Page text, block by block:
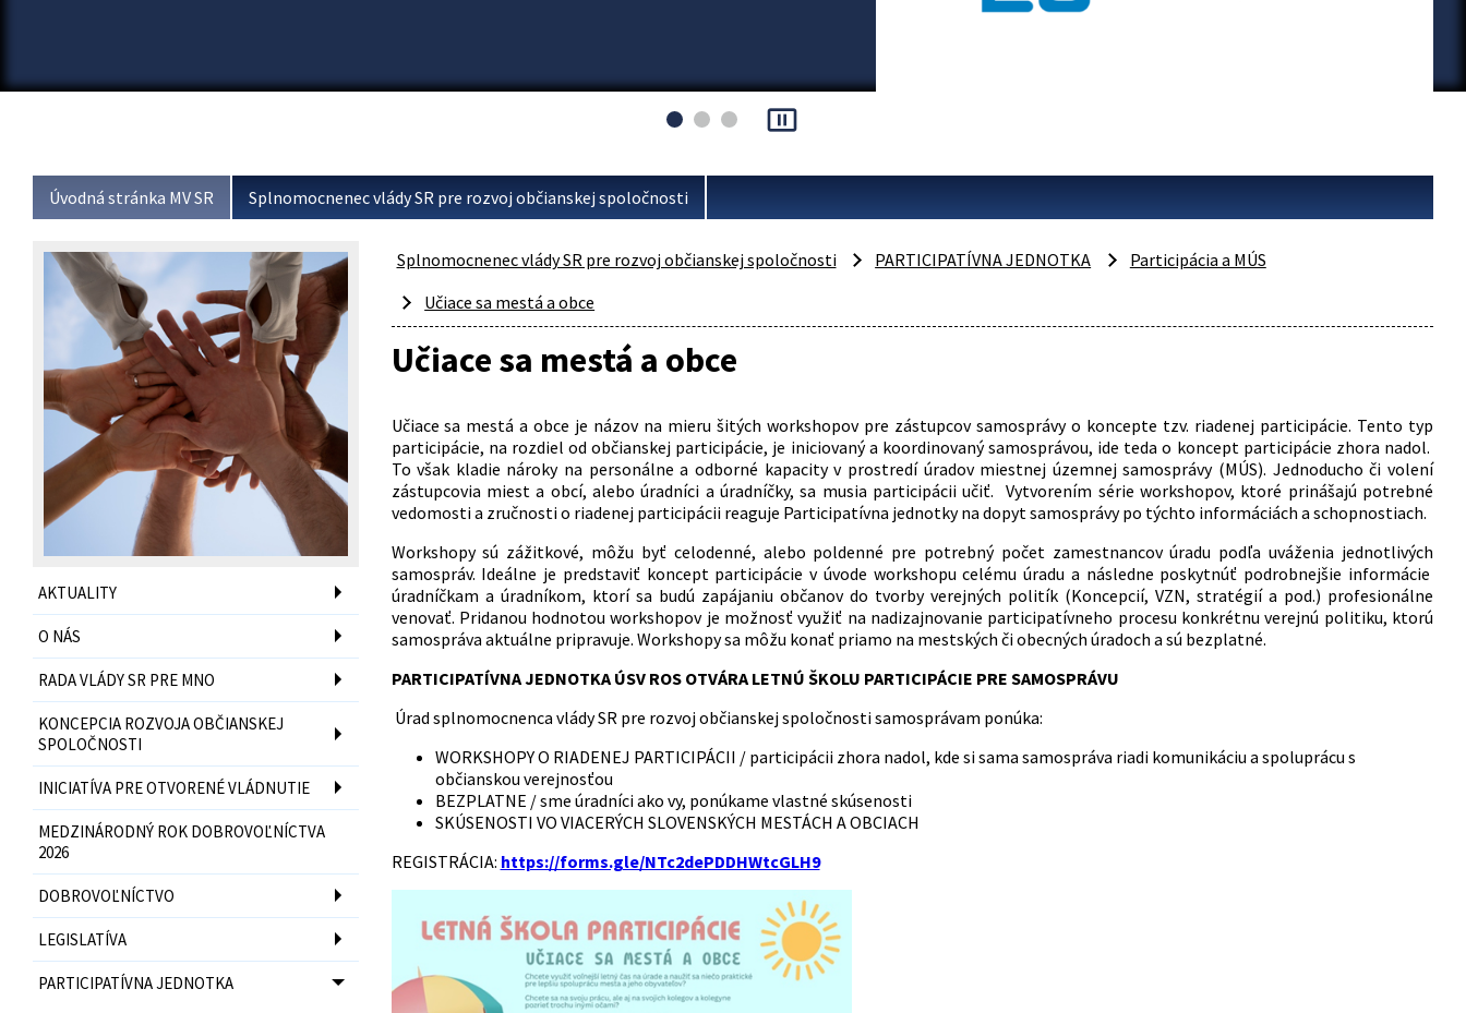
pause_presentation
Úvodná stránka MV SR Splnomocnenec vlády SR pre rozvoj občianskej spoločnosti
AKTUALITY
O NÁS
RADA VLÁDY SR PRE MNO
KONCEPCIA ROZVOJA OBČIANSKEJ
SPOLOČNOSTI
INICIATÍVA PRE OTVORENÉ VLÁDNUTIE
MEDZINÁRODNÝ ROK DOBROVOĽNÍCTVA
2026
DOBROVOĽNÍCTVO
LEGISLATÍVA
PARTICIPATÍVNA JEDNOTKA
Splnomocnenec vlády SR pre rozvoj občianskej spoločnosti PARTICIPATÍVNA JEDNOTKA
Participácia a MÚS
Učiace sa mestá a obce
Učiace sa mestá a obce
Učiace sa mestá a obce je názov na mieru šitých workshopov pre zástupcov samosprávy o koncepte tzv. riadenej participácie. Tento typ
participácie, na rozdiel od občianskej participácie, je iniciovaný a koordinovaný samosprávou, ide teda o koncept participácie zhora nadol.
To však kladie nároky na personálne a odborné kapacity v prostredí úradov miestnej územnej samosprávy (MÚS). Jednoducho či volení
zástupcovia miest a obcí, alebo úradníci a úradníčky, sa musia participácii učiť. Vytvorením série workshopov, ktoré prinášajú potrebné
vedomosti a zručnosti o riadenej participácii reaguje Participatívna jednotky na dopyt samosprávy po týchto informáciách a schopnostiach.
Workshopy sú zážitkové, môžu byť celodenné, alebo poldenné pre potrebný počet zamestnancov úradu podľa uváženia jednotlivých
samospráv. Ideálne je predstaviť koncept participácie v úvode workshopu celému úradu a následne poskytnúť podrobnejšie informácie
úradníčkam a úradníkom, ktorí sa budú zapájaniu občanov do tvorby verejných politík (Koncepcií, VZN, stratégií a pod.) profesionálne
venovať. Pridanou hodnotou workshopov je možnosť využiť na nadizajnovanie participatívneho procesu konkrétnu verejnú politiku, ktorú
samospráva aktuálne pripravuje. Workshopy sa môžu konať priamo na mestských či obecných úradoch a sú bezplatné.
PARTICIPATÍVNA JEDNOTKA ÚSV ROS OTVÁRA LETNÚ ŠKOLU PARTICIPÁCIE PRE SAMOSPRÁVU
Úrad splnomocnenca vlády SR pre rozvoj občianskej spoločnosti samosprávam ponúka:
WORKSHOPY O RIADENEJ PARTICIPÁCII / participácii zhora nadol, kde si sama samospráva riadi komunikáciu a spoluprácu s
občianskou verejnosťou
BEZPLATNE / sme úradníci ako vy, ponúkame vlastné skúsenosti
SKÚSENOSTI VO VIACERÝCH SLOVENSKÝCH MESTÁCH A OBCIACH
REGISTRÁCIA: https://forms.gle/NTc2dePDDHWtcGLH9